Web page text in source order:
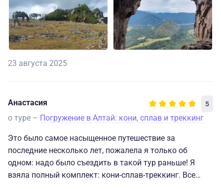
23 августа 2025
Анастасия 5
о туре – Погружение в Алтай: кони, сплав и треккинг
Это было самое насыщенное путешествие за
последние несколько лет, пожалела я только об
одном: надо было съездить в такой тур раньше! Я
взяла полный комплект: кони-сплав-треккинг. Все